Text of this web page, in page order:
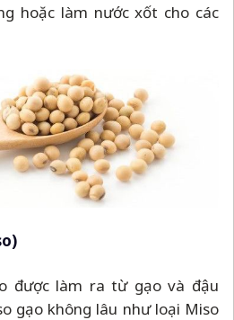
hoặc làm nước xốt cho các
được làm ra từ gạo và đậu
gạo không lâu như loại Miso